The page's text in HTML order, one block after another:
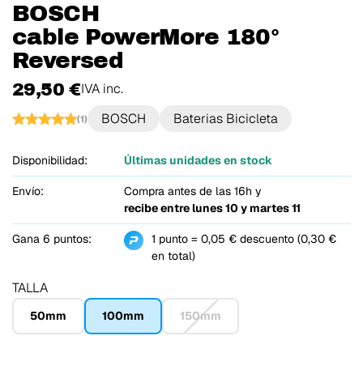
BOSCH
cable PowerMore 180°
Reversed
29,50 €IVA inc.
(1) BOSCH Baterias Bicicleta
Disponibilidad: Últimas unidades en stock
Envío:
Compra antes de las 16h y
recibe entre lunes 10 y martes 11
Gana 6 puntos:
1 punto = 0,05 € descuento (0,30 €
en total)
TALLA
50mm 100mm 150mm